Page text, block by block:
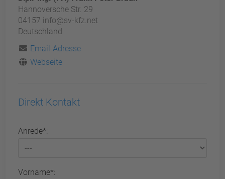
Hannoversche Str. 29
04157 info@sv-kfz.net
Deutschland
Email-Adresse
Webseite
Direkt Kontakt
Anrede*:
Vorname*: